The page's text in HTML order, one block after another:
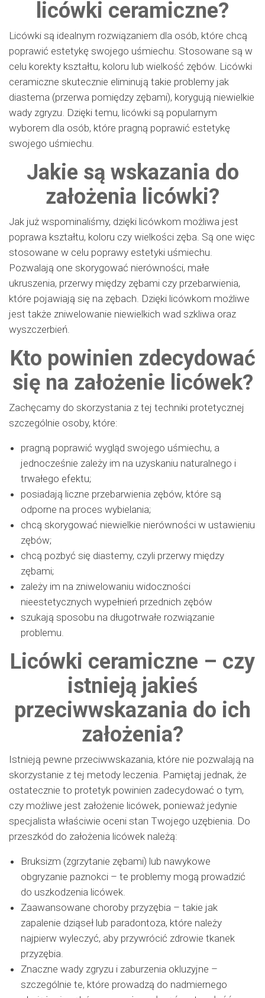
licówki ceramiczne?
Licówki są idealnym rozwiązaniem dla osób, które chcą
poprawić estetykę swojego uśmiechu. Stosowane są w
celu korekty kształtu, koloru lub wielkość zębów. Licówki
ceramiczne skutecznie eliminują takie problemy jak
diastema (przerwa pomiędzy zębami), korygują niewielkie
wady zgryzu. Dzięki temu, licówki są popularnym
wyborem dla osób, które pragną poprawić estetykę
swojego uśmiechu.
Jakie są wskazania do
założenia licówki?
Jak już wspominaliśmy, dzięki licówkom możliwa jest
poprawa kształtu, koloru czy wielkości zęba. Są one więc
stosowane w celu poprawy estetyki uśmiechu.
Pozwalają one skorygować nierówności, małe
ukruszenia, przerwy między zębami czy przebarwienia,
które pojawiają się na zębach. Dzięki licówkom możliwe
jest także zniwelowanie niewielkich wad szkliwa oraz
wyszczerbień.
Kto powinien zdecydować
się na założenie licówek?
Zachęcamy do skorzystania z tej techniki protetycznej
szczególnie osoby, które:
pragną poprawić wygląd swojego uśmiechu, a
jednocześnie zależy im na uzyskaniu naturalnego i
trwałego efektu;
posiadają liczne przebarwienia zębów, które są
odporne na proces wybielania;
chcą skorygować niewielkie nierówności w ustawieniu
zębów;
chcą pozbyć się diastemy, czyli przerwy między
zębami;
zależy im na zniwelowaniu widoczności
nieestetycznych wypełnień przednich zębów
szukają sposobu na długotrwałe rozwiązanie
problemu.
Licówki ceramiczne – czy
istnieją jakieś
przeciwwskazania do ich
założenia?
Istnieją pewne przeciwwskazania, które nie pozwalają na
skorzystanie z tej metody leczenia. Pamiętaj jednak, że
ostatecznie to protetyk powinien zadecydować o tym,
czy możliwe jest założenie licówek, ponieważ jedynie
specjalista właściwie oceni stan Twojego uzębienia. Do
przeszkód do założenia licówek należą:
Bruksizm (zgrzytanie zębami) lub nawykowe
obgryzanie paznokci – te problemy mogą prowadzić
do uszkodzenia licówek.
Zaawansowane choroby przyzębia – takie jak
zapalenie dziąseł lub paradontoza, które należy
najpierw wyleczyć, aby przywrócić zdrowie tkanek
przyzębia.
Znaczne wady zgryzu i zaburzenia okluzyjne –
szczególnie te, które prowadzą do nadmiernego